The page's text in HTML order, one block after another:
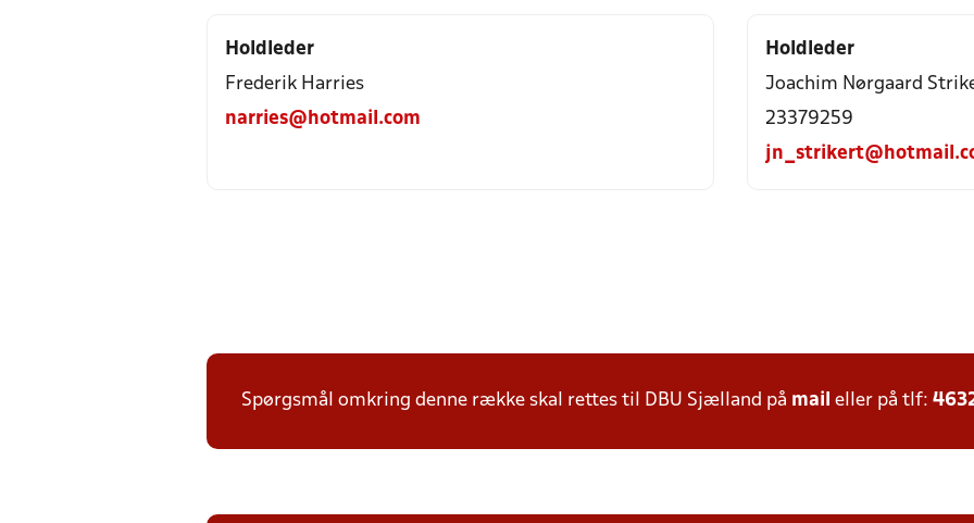
Holdleder
Frederik Harries
narries@hotmail.com
Holdleder
Joachim Nørgaard
23379259
Spørgsmål omkring denne række skal rettes til DBU Sjælland på mail eller på tlf: